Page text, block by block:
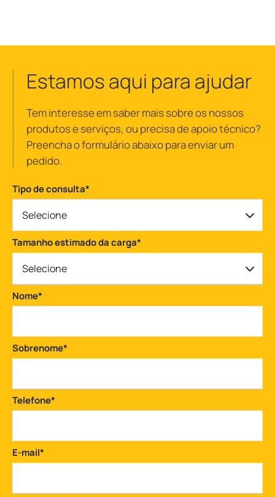
Estamos aqui para ajudar
Tem interesse em saber mais sobre os nossos
produtos e serviços, ou precisa de apoio técnico?
Preencha o formulário abaixo para enviar um
pedido.
Tipo de consulta*
Selecione
Tamanho estimado da carga*
Selecione
Nome*
Sobrenome*
Telefone*
E-mail*